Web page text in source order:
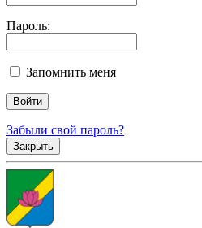
Пароль:
Запомнить меня
Забыли свой пароль?
Закрыть